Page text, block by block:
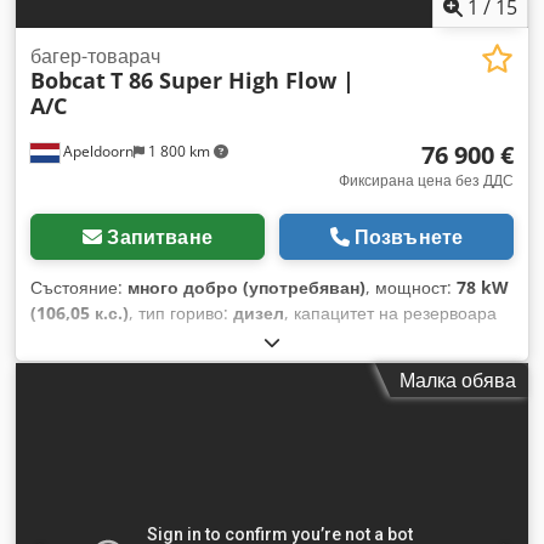
1 / 15
Apeldoorn 1 800 km
багер-товарач
BobcatT 86 Super High Flow |
A/C
76 900 €
Фиксирана цена без ДДС
Запитване Позвънете
Състояние: много добро (употребяван), мощност: 78 kW
(106,05 к.с.), тип гориво: дизел, капацитет на резервоара
, височина на повдигане:
мм, Година на производство:2023, часове на работа:1 168
, Брой цилиндри: 4 Допустимо
Малка обява